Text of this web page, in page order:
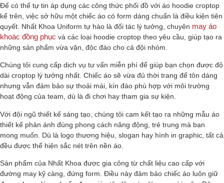
Để có thể tự tin áp dụng các công thức phối đồ với áo hoodie croptop
kể trên, việc sở hữu một chiếc áo có form dáng chuẩn là điều kiện tiên
quyết. Nhất Khoa Uniform tự hào là đối tác lý tưởng, chuyên may áo
khoác đồng phục và các loại hoodie croptop theo yêu cầu, giúp tạo ra
những sản phẩm vừa vặn, độc đáo cho cả đội nhóm.
Chúng tôi cung cấp dịch vụ tư vấn miễn phí để giúp bạn chọn được độ
dài croptop lý tưởng nhất. Chiếc áo sẽ vừa đủ thời trang để tôn dáng
nhưng vẫn đảm bảo sự thoải mái, kín đáo phù hợp với môi trường
hoạt động của team, dù là đi chơi hay tham gia sự kiện.
Với đội ngũ thiết kế sáng tạo, chúng tôi cam kết tạo ra những mẫu áo
thiết kế phản ánh đúng phong cách năng động, trẻ trung mà bạn
mong muốn. Dù là logo thương hiệu, slogan hay hình in graphic, tất cả
đều được thể hiện sắc nét trên nền áo.
Sản phẩm của Nhất Khoa được gia công từ chất liệu cao cấp với
đường may kỹ càng, đứng form. Điều này đảm bảo chiếc áo luôn giữ